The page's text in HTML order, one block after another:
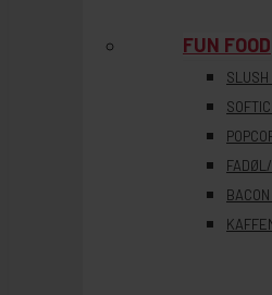
FUN FOOD